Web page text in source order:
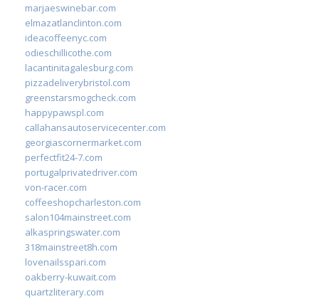
marjaeswinebar.com
elmazatlanclinton.com
ideacoffeenyc.com
odieschillicothe.com
lacantinitagalesburg.com
pizzadeliverybristol.com
greenstarsmogcheck.com
happypawspl.com
callahansautoservicecenter.com
georgiascornermarket.com
perfectfit24-7.com
portugalprivatedriver.com
von-racer.com
coffeeshopcharleston.com
salon104mainstreet.com
alkaspringswater.com
318mainstreet8h.com
lovenailsspari.com
oakberry-kuwait.com
quartzliterary.com